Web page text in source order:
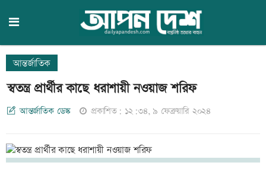
আন্তর্জাতিক
স্বতন্ত্র প্রার্থীর কাছে ধরাশায়ী নওয়াজ শরিফ
আন্তর্জাতিক ডেস্ক প্রকাশিত: ১২:৩৪, ৯ ফেব্রুয়ারি ২০২৪